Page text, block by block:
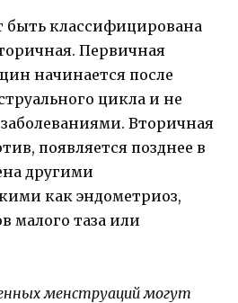
быть классифицирована
Первичная
начинается после
цикла и не
Вторичная
появляется позднее в
другими
как эндометриоз,
малого таза или
менструаций могут